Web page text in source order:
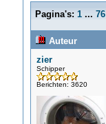
Pagina's: 1 ... 76
Auteur
zier
Schipper
Berichten: 3620